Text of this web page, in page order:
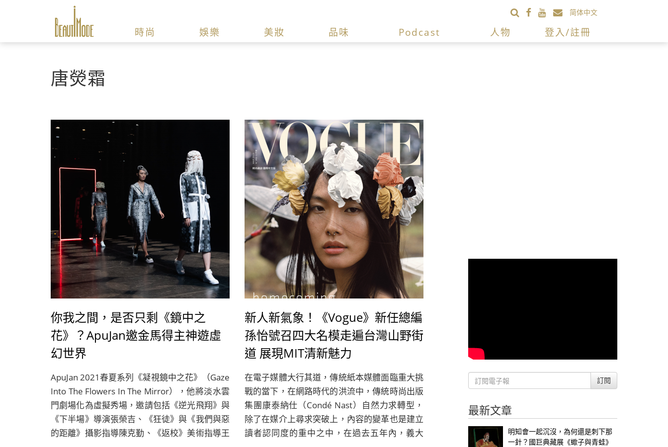
简体中文
時尚 娛樂 美妝 品味 Podcast 人物 登入/註冊
唐熒霜
你我之間，是否只剩《鏡中之
花》？ApuJan邀金馬得主神遊虛
幻世界
ApuJan 2021春夏系列《凝視鏡中之花》（Gaze
Into The Flowers In The Mirror），他將淡水雲
門劇場化為虛擬秀場，邀請包括《逆光飛翔》與
《下半場》導演張榮吉、《狂徒》與《我們與惡
的距離》攝影指導陳克勤、《返校》美術指導王
新人新氣象！《Vogue》新任總編
孫怡號召四大名模走遍台灣山野街
道 展現MIT清新魅力
在電子媒體大行其道，傳統紙本媒體面臨重大挑
戰的當下，在網路時代的洪流中，傳統時尚出版
集團康泰納仕（Condé Nast）自然力求轉型，
除了在媒介上尋求突破上，內容的變革也是建立
讀者認同度的重中之中，在過去五年內，義大
訂閱
最新文章
明知會一起沉沒，為何還是刺下那
一針？國巨典藏展《蠍子與青蛙》